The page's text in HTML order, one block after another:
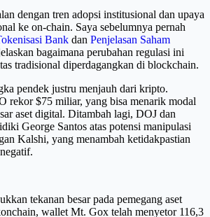
dengan tren adopsi institusional dan upaya
ke on-chain. Saya sebelumnya pernah
Bank dan Penjelasan Saham
bagaimana perubahan regulasi ini
tradisional diperdagangkan di blockchain.
pendek justru menjauh dari kripto.
rekor $75 miliar, yang bisa menarik modal
aset digital. Ditambah lagi, DOJ dan
George Santos atas potensi manipulasi
Kalshi, yang menambah ketidakpastian
tekanan besar pada pemegang aset
wallet Mt. Gox telah menyetor 116,3